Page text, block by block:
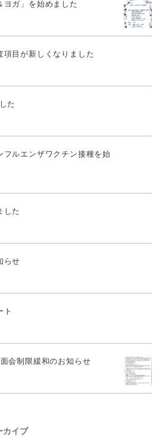
ヨガ」を始めました
項目が新しくなりました
た
ルエンザワクチン接種を始
した
らせ
ト
会制限緩和のお知らせ
カイブ